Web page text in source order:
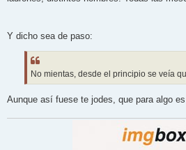
Y dicho sea de paso:
No mientas, desde el principio se veía
Aunque así fuese te jodes, que para algo es